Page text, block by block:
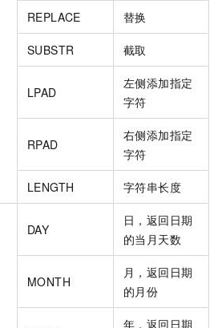
REPLACE 替换
SUBSTR 截取
LPAD
左侧添加指定
字符
RPAD
右侧添加指定
字符
LENGTH 字符串长度
DAY
日，返回日期
的当月天数
MONTH
月，返回日期
的月份
年，返回日期